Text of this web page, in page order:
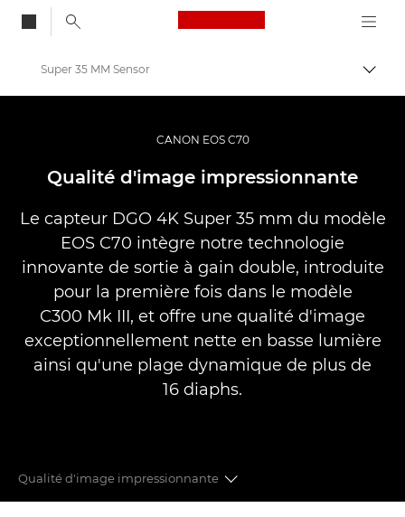
Canon Logo, back
EOS C70
Super 35 MM Sensor
CANON EOS C70
Qualité d'image impressionnante
Le capteur DGO 4K Super 35 mm du modèle
EOS C70 intègre notre technologie
innovante de sortie à gain double, introduite
pour la première fois dans le modèle
C300 Mk III, et offre une qualité d'image
exceptionnellement nette en basse lumière
ainsi qu'une plage dynamique de plus de
16 diaphs.
Qualité d'image impressionnante